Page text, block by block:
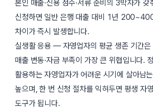
본인 매출·신용 점수·서류 준비의 3박자가 갖
신청하면 일반 은행 대출 대비 1년
차이가 즉시 발생합니다.
실생활 응용 — 자영업자의 평균 생존 기간은
매출 변동·자금 부족이 가장 큰 위협입니다.
활용하는 자영업자가 어려운 시기에 살아남
높으며, 한 번 신청 절차를 익혀두면 평생 자
도구가 됩니다.